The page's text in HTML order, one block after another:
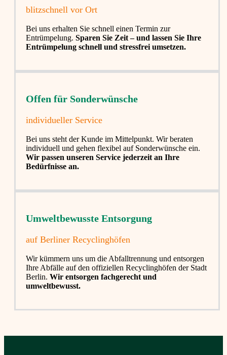
blitzschnell vor Ort
Bei uns erhalten Sie schnell einen Termin zur
Entrümpelung. Sparen Sie Zeit – und lassen Sie Ihre
Entrümpelung schnell und stressfrei umsetzen.
Offen für Sonderwünsche​
individueller Service
Bei uns steht der Kunde im Mittelpunkt. Wir beraten
individuell und gehen flexibel auf Sonderwünsche ein.
Wir passen unseren Service jederzeit an Ihre
Bedürfnisse an.
Umweltbewusste Entsorgung
auf Berliner Recyclinghöfen​
Wir kümmern uns um die Abfalltrennung und entsorgen
Ihre Abfälle auf den offiziellen Recyclinghöfen der Stadt
Berlin. Wir entsorgen fachgerecht und
umweltbewusst.